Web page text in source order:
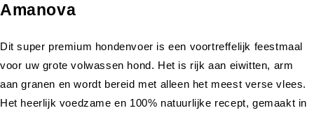
Amanova
Dit super premium hondenvoer is een voortreffelijk feestmaal
voor uw grote volwassen hond. Het is rijk aan eiwitten, arm
aan granen en wordt bereid met alleen het meest verse vlees.
Het heerlijk voedzame en 100% natuurlijke recept, gemaakt in